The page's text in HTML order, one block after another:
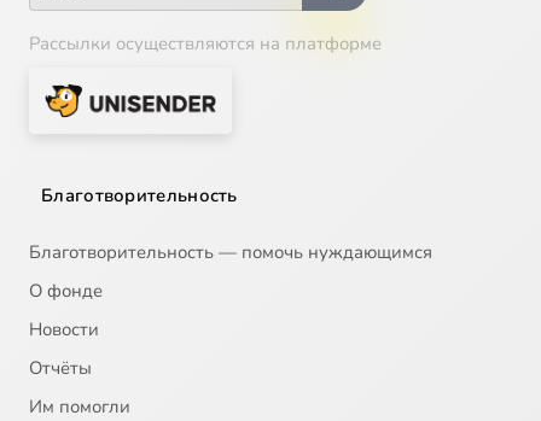
Рассылки осуществляются на платформе
Благотворительность
Благотворительность — помочь нуждающимся
О фонде
Новости
Отчёты
Им помогли